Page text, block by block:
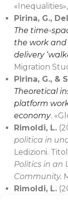
« Inequalities»,
Pirina, G.,
The time-
the work
delivery
Migration
Pirina, G., &
Theoretical
platform
economy. «
Rimoldi, L.
politica in
Ledizioni.
Politics in an
Community.
Rimoldi, L.